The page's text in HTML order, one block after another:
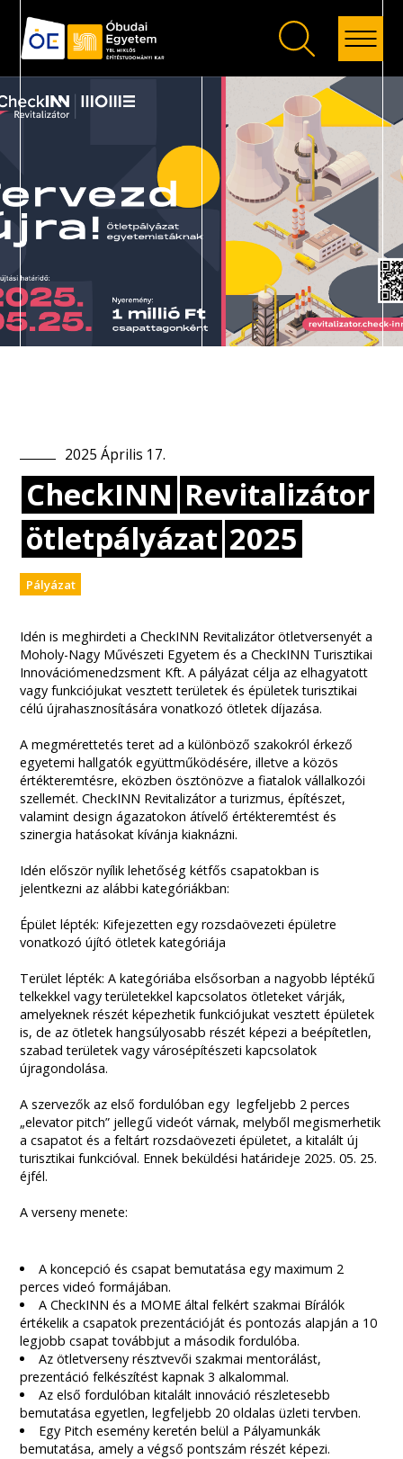
Vissza
2025 Április 17.
CheckINN Revitalizátor
ötletpályázat 2025
Pályázat
Idén is meghirdeti a CheckINN Revitalizátor ötletversenyét a
Moholy-Nagy Művészeti Egyetem és a CheckINN Turisztikai
Innovációmenedzsment Kft. A pályázat célja az elhagyatott
vagy funkciójukat vesztett területek és épületek turisztikai
célú újrahasznosítására vonatkozó ötletek díjazása.
A megmérettetés teret ad a különböző szakokról érkező
egyetemi hallgatók együttműködésére, illetve a közös
értékteremtésre, eközben ösztönözve a fiatalok vállalkozói
szellemét. CheckINN Revitalizátor a turizmus, építészet,
valamint design ágazatokon átívelő értékteremtést és
szinergia hatásokat kívánja kiaknázni.
Idén először nyílik lehetőség kétfős csapatokban is
jelentkezni az alábbi kategóriákban:
Épület lépték: Kifejezetten egy rozsdaövezeti épületre
vonatkozó újító ötletek kategóriája
Terület lépték: A kategóriába elsősorban a nagyobb léptékű
telkekkel vagy területekkel kapcsolatos ötleteket várják,
amelyeknek részét képezhetik funkciójukat vesztett épületek
is, de az ötletek hangsúlyosabb részét képezi a beépítetlen,
szabad területek vagy városépítészeti kapcsolatok
újragondolása.
A szervezők az első fordulóban egy legfeljebb 2 perces
„elevator pitch” jellegű videót várnak, melyből megismerhetik
a csapatot és a feltárt rozsdaövezeti épületet, a kitalált új
turisztikai funkcióval. Ennek beküldési határideje 2025. 05. 25.
éjfél.
A verseny menete:
A koncepció és csapat bemutatása egy maximum 2
perces videó formájában.
A CheckINN és a MOME által felkért szakmai Bírálók
értékelik a csapatok prezentációját és pontozás alapján a 10
legjobb csapat továbbjut a második fordulóba.
Az ötletverseny résztvevői szakmai mentorálást,
prezentáció felkészítést kapnak 3 alkalommal.
Az első fordulóban kitalált innováció részletesebb
bemutatása egyetlen, legfeljebb 20 oldalas üzleti tervben.
Egy Pitch esemény keretén belül a Pályamunkák
bemutatása, amely a végső pontszám részét képezi.